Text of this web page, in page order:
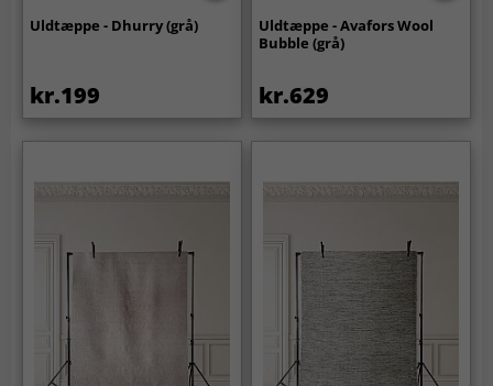
Uldtæppe - Dhurry (grå)
kr.199
Uldtæppe - Avafors Wool
Bubble (grå)
kr.629